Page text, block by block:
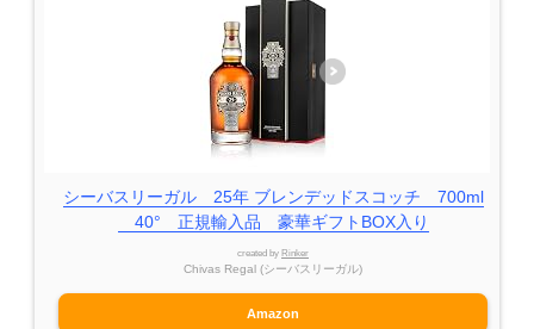
シーバスリーガル 25年 ブレンデッドスコッチ 700ml
40° 正規輸入品 豪華ギフトBOX入り
created by Rinker
Chivas Regal (シーバスリーガル)
Amazon